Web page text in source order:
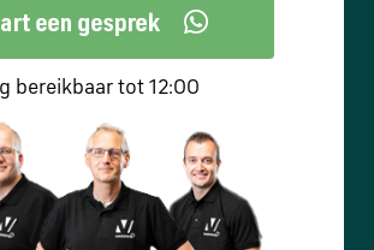
bereikbaar tot 12:00